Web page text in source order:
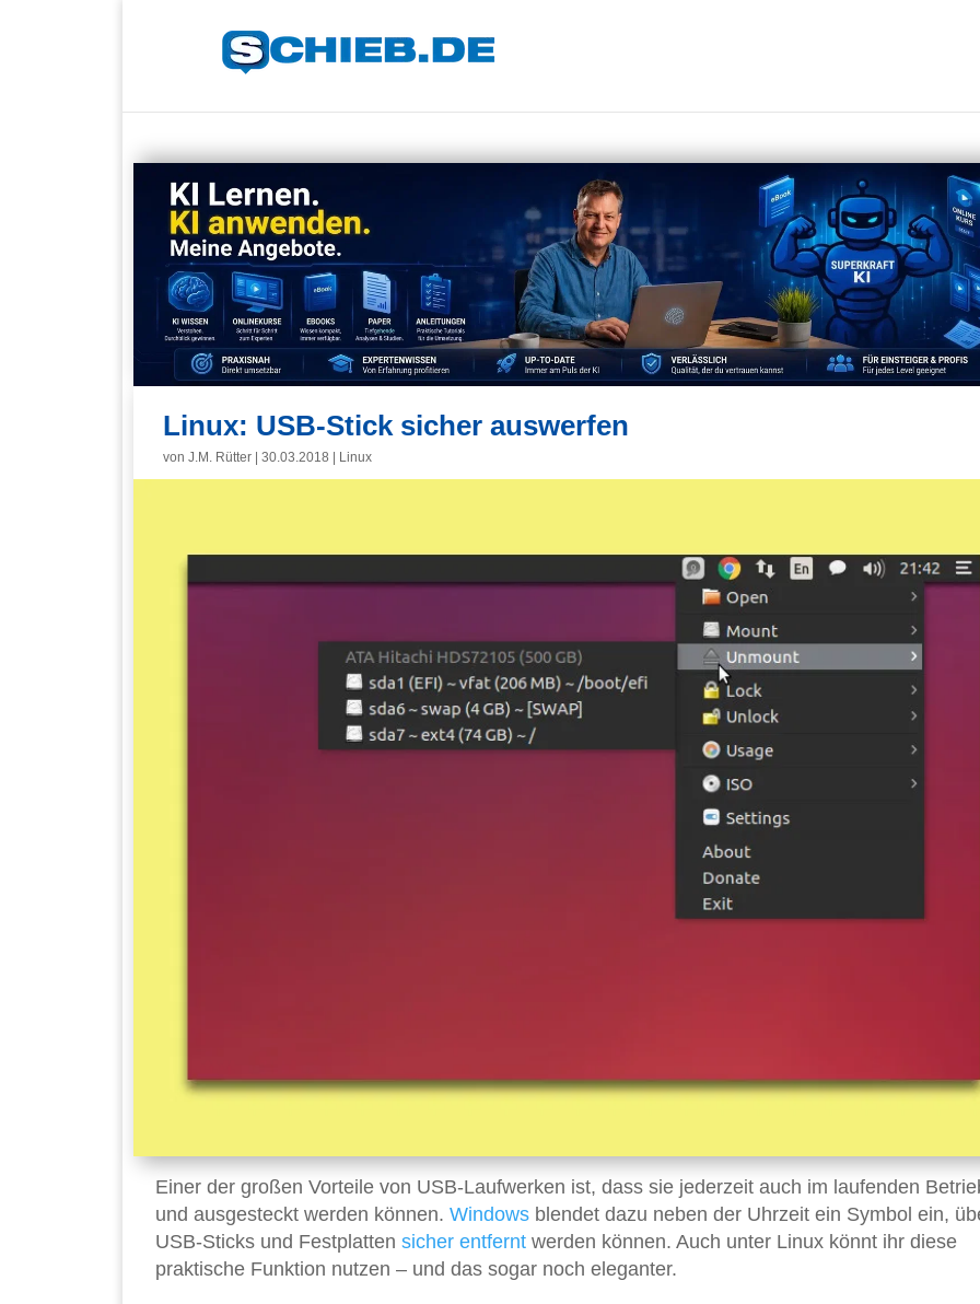
Linux: USB-Stick sicher auswerfen
von J.M. Rütter 30.03.2018 Linux
Einer der großen Vorteile von USB-Laufwerken ist, dass sie jederzeit auch im laufenden
und ausgesteckt werden können. Windows blendet dazu neben der Uhrzeit ein Symbol ein,
USB-Sticks und Festplatten sicher entfernt werden können. Auch unter Linux könnt ihr diese
praktische Funktion nutzen – und das sogar noch eleganter.